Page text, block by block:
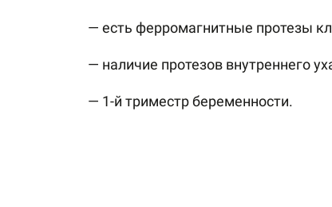
— есть ферромагнитные протезы
— наличие протезов внутреннего
— 1-й триместр беременности.